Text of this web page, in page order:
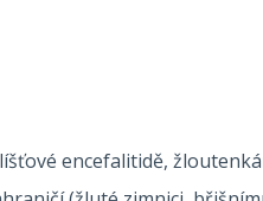
encefalitidě,